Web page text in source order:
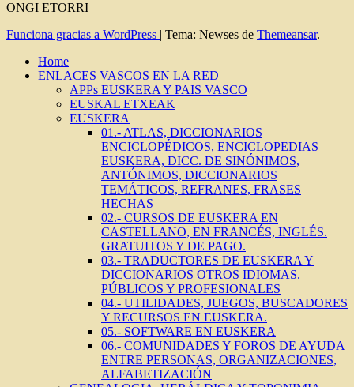
ONGI ETORRI
Funciona gracias a WordPress | Tema: Newses de Themeansar.
Home
ENLACES VASCOS EN LA RED
APPs EUSKERA Y PAIS VASCO
EUSKAL ETXEAK
EUSKERA
01.- ATLAS, DICCIONARIOS
ENCICLOPÉDICOS, ENCICLOPEDIAS
EUSKERA, DICC. DE SINÓNIMOS,
ANTÓNIMOS, DICCIONARIOS
TEMÁTICOS, REFRANES, FRASES
HECHAS
02.- CURSOS DE EUSKERA EN
CASTELLANO, EN FRANCÉS, INGLÉS.
GRATUITOS Y DE PAGO.
03.- TRADUCTORES DE EUSKERA Y
DICCIONARIOS OTROS IDIOMAS.
PÚBLICOS Y PROFESIONALES
04.- UTILIDADES, JUEGOS, BUSCADORES
Y RECURSOS EN EUSKERA.
05.- SOFTWARE EN EUSKERA
06.- COMUNIDADES Y FOROS DE AYUDA
ENTRE PERSONAS, ORGANIZACIONES,
ALFABETIZACIÓN